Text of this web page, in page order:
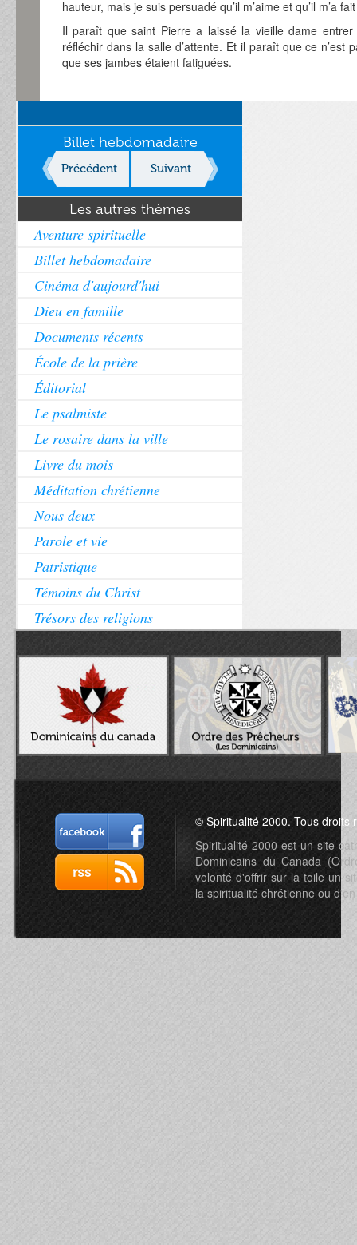
hauteur, mais je suis persuadé qu’il m’aime et qu’il m’a
Il paraît que saint Pierre a laissé la vieille dame
réfléchir dans la salle d’attente. Et il paraît que ce n’est
que ses jambes étaient fatiguées.
Billet hebdomadaire
Précédent Suivant
Les autres thèmes
Aventure spirituelle
Billet hebdomadaire
Cinéma d'aujourd'hui
Dieu en famille
Documents récents
École de la prière
Éditorial
Le psalmiste
Le rosaire dans la ville
Livre du mois
Méditation chrétienne
Nous deux
Parole et vie
Patristique
Témoins du Christ
Trésors des religions
© Spiritualité 2000. Tous droits
Spiritualité 2000 est un site
Dominicains du Canada
volonté d'offrir sur la toile un
la spiritualité chrétienne ou